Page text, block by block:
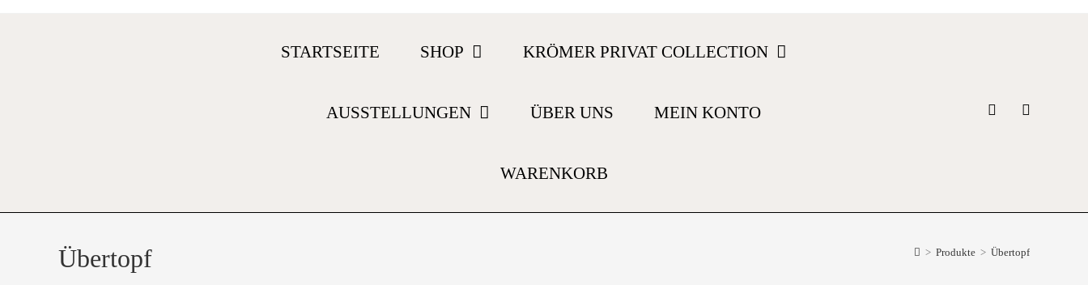
STARTSEITE SHOP KRÖMER PRIVAT COLLECTION
AUSSTELLUNGEN ÜBER UNS MEIN KONTO
WARENKORB
Übertopf > Produkte > Übertopf